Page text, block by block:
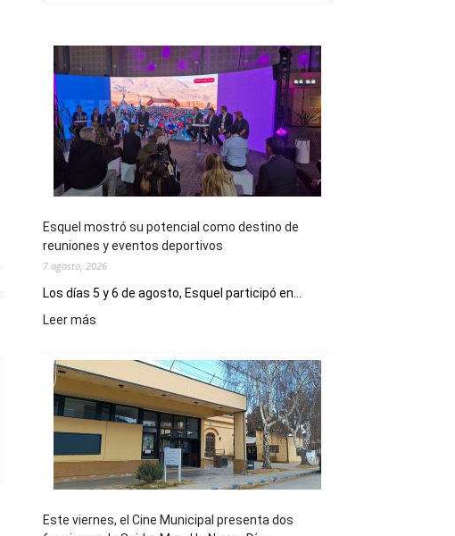
Esquel mostró su potencial como destino de
reuniones y eventos deportivos
7 agosto, 2026
Los días 5 y 6 de agosto, Esquel participó en...
Leer más
su
potencial
como
destino
de
reuniones
y
deportivos
Este viernes, el Cine Municipal presenta dos